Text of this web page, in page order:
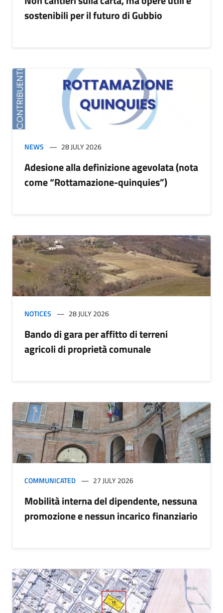
sostenibili per il futuro di Gubbio
NEWS 28 JULY 2026
Adesione alla definizione agevolata (nota
come “Rottamazione-quinquies”)
NOTICES 28 JULY 2026
Bando di gara per affitto di terreni
agricoli di proprietà comunale
COMMUNICATED 27 JULY 2026
Mobilità interna del dipendente, nessuna
promozione e nessun incarico finanziario